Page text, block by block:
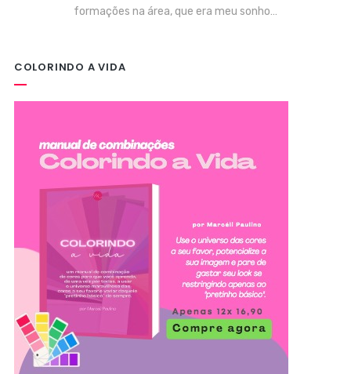
formações na área, que era meu sonho…
COLORINDO A VIDA